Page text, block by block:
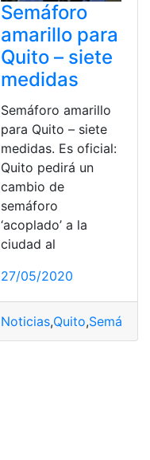
Semáforo
amarillo para
Quito – siete
medidas
Semáforo amarillo
para Quito – siete
medidas. Es oficial:
Quito pedirá un
cambio de
semáforo
‘acoplado’ a la
ciudad al
27/05/2020
Noticias,Quito,